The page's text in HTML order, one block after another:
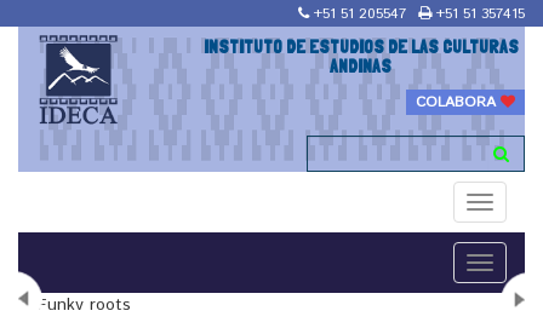
+51 51 205547 +51 51 357415
INSTITUTO DE ESTUDIOS DE LAS CULTURAS
ANDINAS
COLABORA
Toggle
Toggle